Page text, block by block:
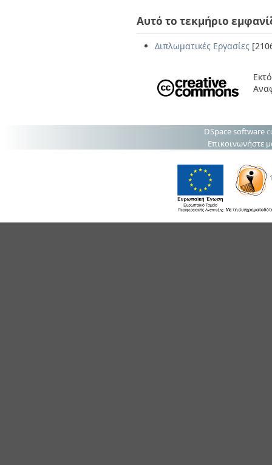
Αυτό το τεκμήριο
Διπλωματικές Εργασίες
DSpace software
Επικοινωνήστε